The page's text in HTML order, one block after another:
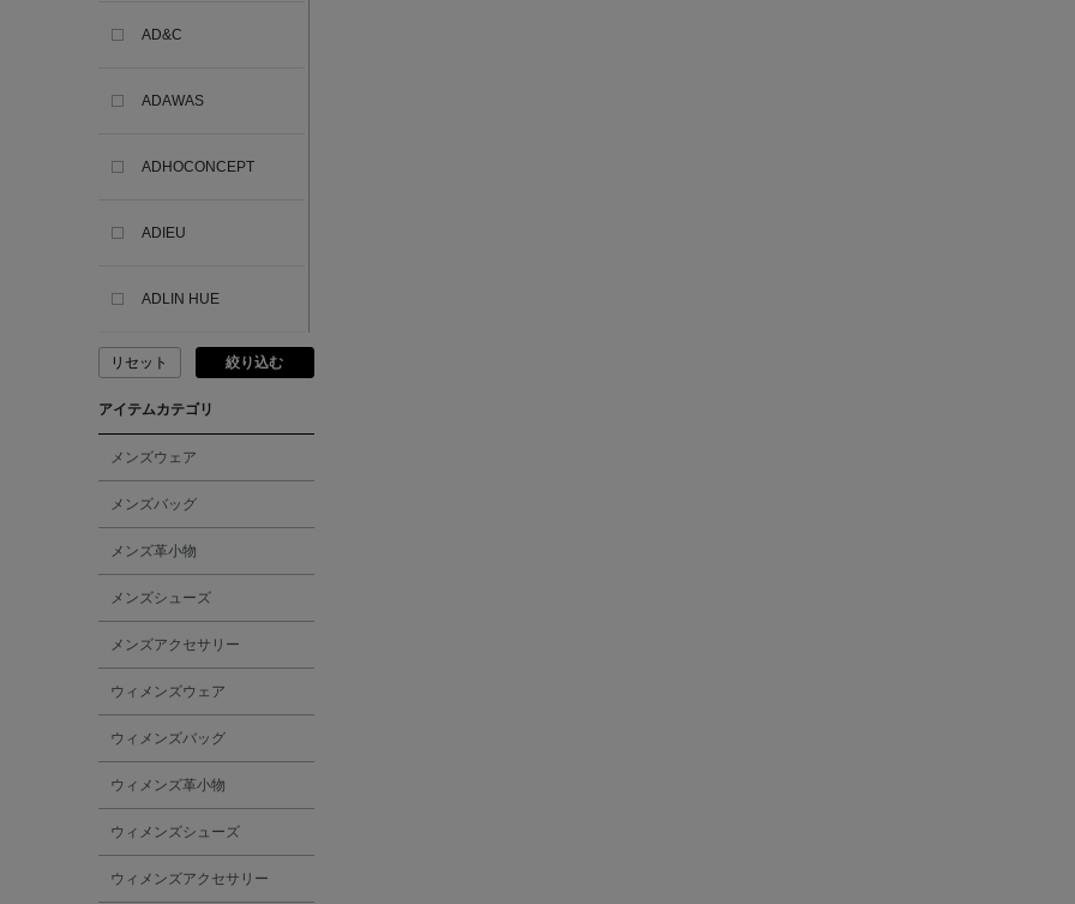
AD&C
ADAWAS
ADHOCONCEPT
ADIEU
ADLIN HUE
ADVISORY BOARD
AESOP
ALBERT THURSTON
ALESSANDRO
GHERARDI
ALL THE WAYS TO SAY
ALPO
リセット 絞り込む
アイテムカテゴリ
メンズウェア
メンズバッグ
メンズ革小物
メンズシューズ
メンズアクセサリー
ウィメンズウェア
ウィメンズバッグ
ウィメンズ革小物
ウィメンズシューズ
ウィメンズアクセサリー